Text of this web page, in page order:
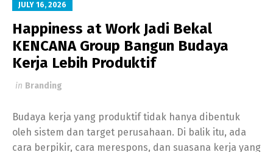
JULY 16, 2026
Happiness at Work Jadi Bekal
KENCANA Group Bangun Budaya
Kerja Lebih Produktif
in Branding
Budaya kerja yang produktif tidak hanya dibentuk
oleh sistem dan target perusahaan. Di balik itu, ada
cara berpikir, cara merespons, dan suasana kerja yang